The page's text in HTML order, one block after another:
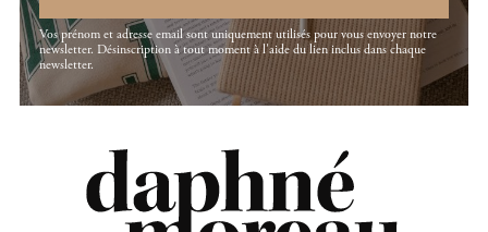
Vos prénom et adresse email sont uniquement utilisés pour vous envoyer notre
newsletter. Désinscription à tout moment à l'aide du lien inclus dans chaque
newsletter.